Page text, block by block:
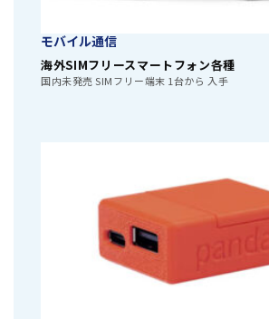
モバイル通信
海外SIMフリースマートフォン各種
国内未発売 SIMフリー端末 1台から 入手